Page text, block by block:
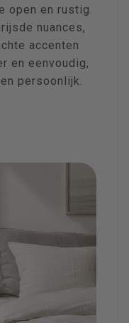
open en rustig.
nuances,
accenten
en eenvoudig,
persoonlijk.